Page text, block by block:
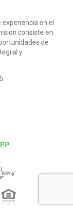
en el
consiste en
de
y